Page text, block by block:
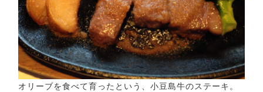
オリーブを食べて育ったという、小豆島牛のステーキ。